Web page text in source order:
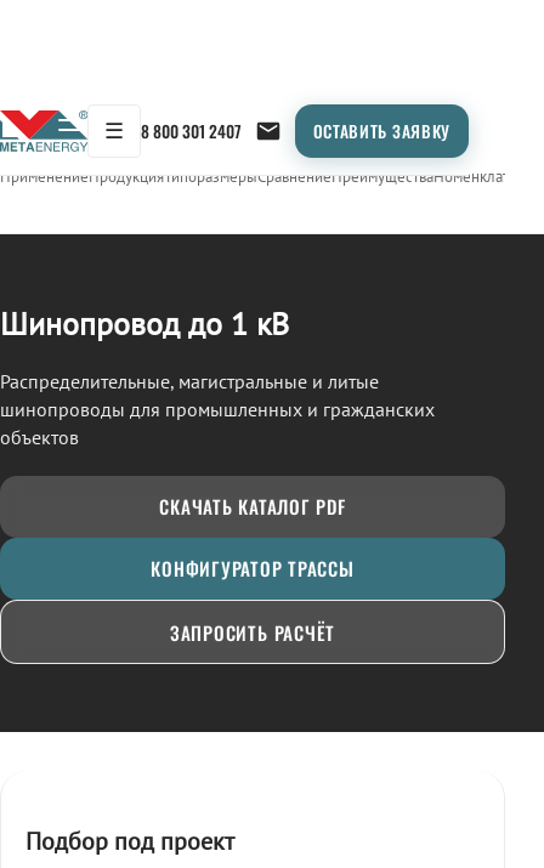
☰ 8 800 301 2407 ОСТАВИТЬ ЗАЯВКУ
← Продукция/ШИНОПРОВОД
ПрименениеПродукцияТипоразмерыСравнениеПреимуществаНоменклатура
Шинопровод до 1 кВ
Распределительные, магистральные и литые
шинопроводы для промышленных и гражданских
объектов
СКАЧАТЬ КАТАЛОГ PDF
КОНФИГУРАТОР ТРАССЫ
ЗАПРОСИТЬ РАСЧЁТ
Подбор под проект